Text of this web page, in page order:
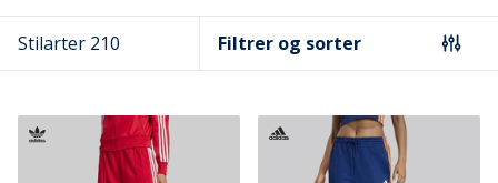
Stilarter 210 Filtrer og sorter